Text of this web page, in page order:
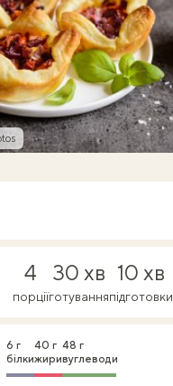
4
порції
30 хв
готування
10 хв
підготовки
6 г
білки
40 г
жири
48 г
вуглеводи